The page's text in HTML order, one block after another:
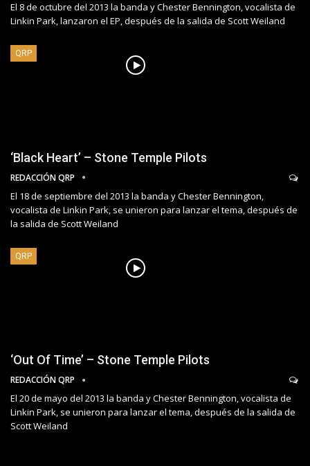
El 8 de octubre del 2013 la banda y Chester Bennington, vocalista de
Linkin Park, lanzaron el EP, después de la salida de Scott Weiland
QRP
‘Black Heart’ – Stone Temple Pilots
REDACCIÓN QRP
El 18 de septiembre del 2013 la banda y Chester Bennington,
vocalista de Linkin Park, se unieron para lanzar el tema, después de
la salida de Scott Weiland
QRP
‘Out Of Time’ – Stone Temple Pilots
REDACCIÓN QRP
El 20 de mayo del 2013 la banda y Chester Bennington, vocalista de
Linkin Park, se unieron para lanzar el tema, después de la salida de
Scott Weiland